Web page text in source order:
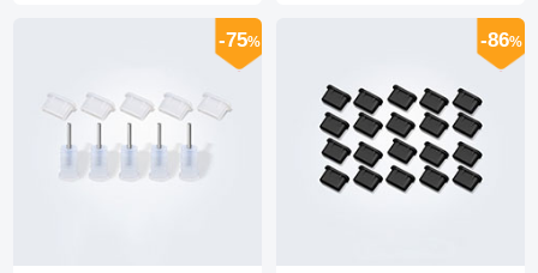
-75% -86%